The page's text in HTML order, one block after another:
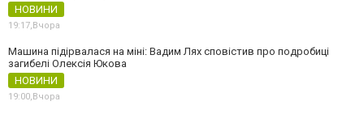
НОВИНИ
19:17,Вчора
Машина підірвалася на міні: Вадим Лях сповістив про подробиці
загибелі Олексія Юкова
НОВИНИ
19:00,Вчора